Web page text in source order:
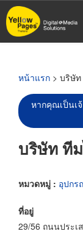
ข้าม
ไป
หน้าแรก > บริษั
หากคุณเป็นเ
บริษัท ที
หมวดหมู่ : อุปกร
ที่อยู่
29/56 ถนนประเ